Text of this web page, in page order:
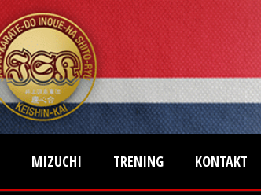
MIZUCHI TRENING KONTAKT